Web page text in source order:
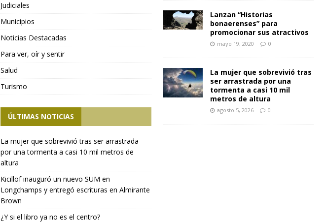
Judiciales
Municipios
Noticias Destacadas
Para ver, oír y sentir
Salud
Turismo
ÚLTIMAS NOTICIAS
La mujer que sobrevivió tras ser arrastrada
por una tormenta a casi 10 mil metros de
altura
Kicillof inauguró un nuevo SUM en
Longchamps y entregó escrituras en Almirante
Brown
¿Y si el libro ya no es el centro?
Lanzan “Historias
bonaerenses” para
promocionar sus atractivos
mayo 19, 2020 0
La mujer que sobrevivió tras
ser arrastrada por una
tormenta a casi 10 mil
metros de altura
agosto 5, 2026 0